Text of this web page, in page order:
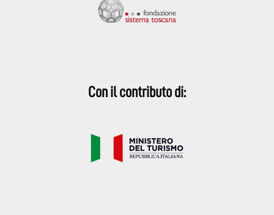
Con il contributo di: